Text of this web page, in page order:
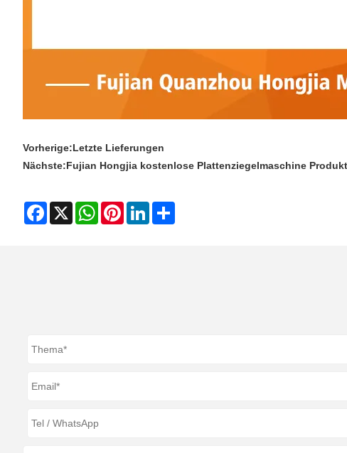
Vorherige:Letzte Lieferungen
Nächste:Fujian Hongjia kostenlose Plattenziegelmaschine
Facebook
X WhatsAppPinterestLinkedIn